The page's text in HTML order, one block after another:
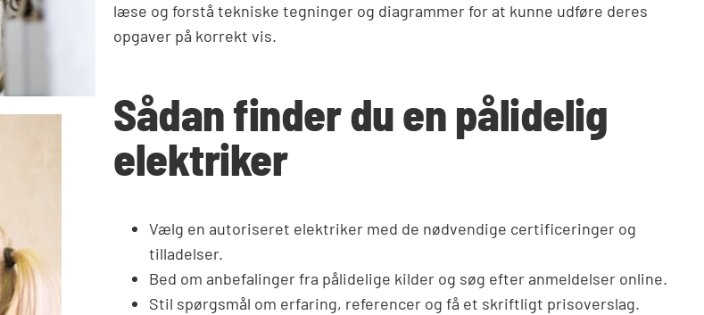
læse og forstå tekniske tegninger og diagrammer for at kunne udføre deres
opgaver på korrekt vis.
Sådan finder du en pålidelig
elektriker
Vælg en autoriseret elektriker med de nødvendige certificeringer og
tilladelser.
Bed om anbefalinger fra pålidelige kilder og søg efter anmeldelser online.
Stil spørgsmål om erfaring, referencer og få et skriftligt prisoverslag.